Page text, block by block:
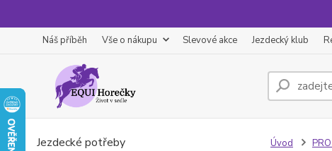
Náš příběh Vše o nákupu Slevové akce Jezdecký klub
Jezdecké potřeby Úvod